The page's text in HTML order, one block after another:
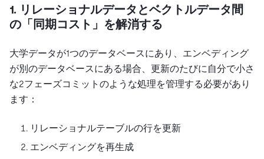
1. リレーショナルデータとベクトルデータ間
の「同期コスト」を解消する
大学データが1つのデータベースにあり、エンベディング
が別のデータベースにある場合、更新のたびに自分で小さ
な2フェーズコミットのような処理を管理する必要があり
ます：
リレーショナルテーブルの行を更新
エンベディングを再生成